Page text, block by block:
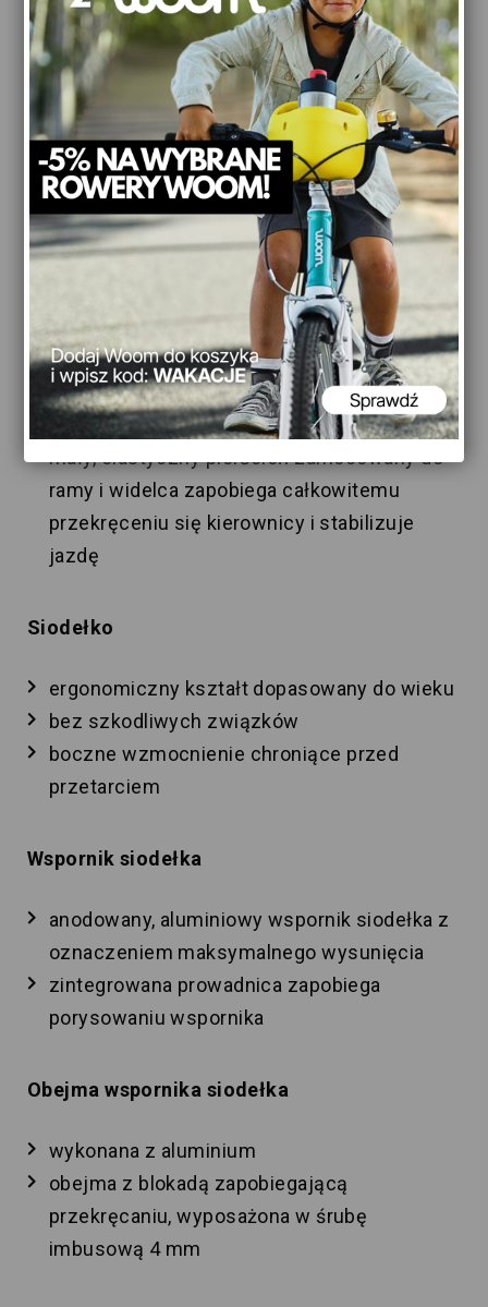
Chwyty kierownicy
woom Ergogrip – najmniejsze uchwyty w
swojej klasie
ergonomiczny kształt uchwytów, brak
toksycznych substancji
zakończenia uchwytów o dużej średnicy dla
większego bezpieczeństwa
mocowane przy pomocy śruby
Ogranicznik skrętu
mały, elastyczny pierścień zamocowany do
ramy i widelca zapobiega całkowitemu
przekręceniu się kierownicy i stabilizuje
jazdę
Siodełko
ergonomiczny kształt dopasowany do wieku
bez szkodliwych związków
boczne wzmocnienie chroniące przed
przetarciem
Wspornik siodełka
anodowany, aluminiowy wspornik siodełka z
oznaczeniem maksymalnego wysunięcia
zintegrowana prowadnica zapobiega
porysowaniu wspornika
Obejma wspornika siodełka
wykonana z aluminium
obejma z blokadą zapobiegającą
przekręcaniu, wyposażona w śrubę
imbusową 4 mm